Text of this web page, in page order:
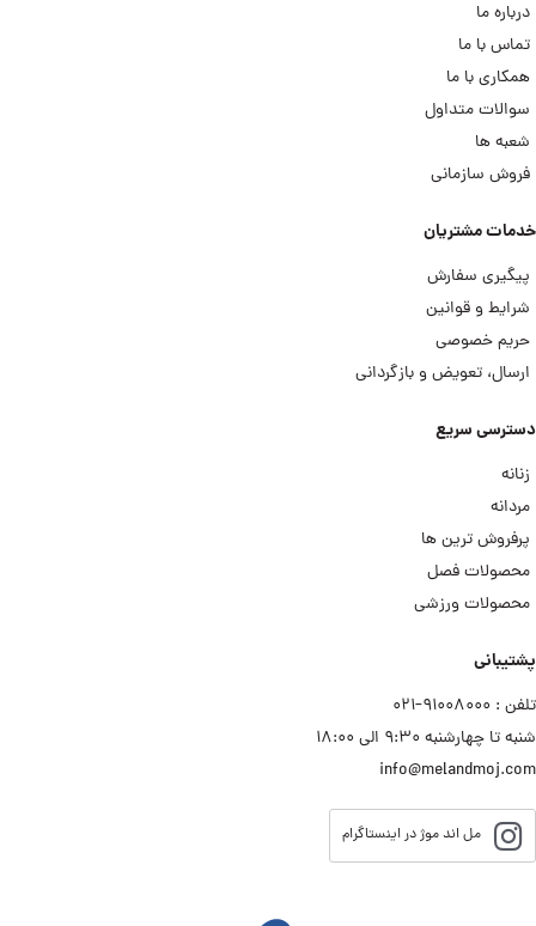
درباره ما
تماس با ما
همکاری با ما
سوالات متداول
شعبه ها
فروش سازمانی
خدمات مشتریان
پیگیری سفارش
شرایط و قوانین
حریم خصوصی
ارسال، تعویض و بازگردانی
دسترسی سریع
زنانه
مردانه
پرفروش ترین ها
محصولات فصل
محصولات ورزشی
پشتیبانی
تلفن : ۹۱۰۰۸۰۰۰−۰۲۱
شنبه تا چهارشنبه ۹:۳۰ الی ۱۸:۰۰
info@melandmoj.com
مل اند موژ در اینستاگرام